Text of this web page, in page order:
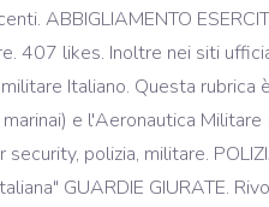
ABBIGLIAMENTO
407 likes. Inoltre nei siti
Italiano. Questa
e l'Aeronautica
security, polizia, militare.
GUARDIE GIURATE.